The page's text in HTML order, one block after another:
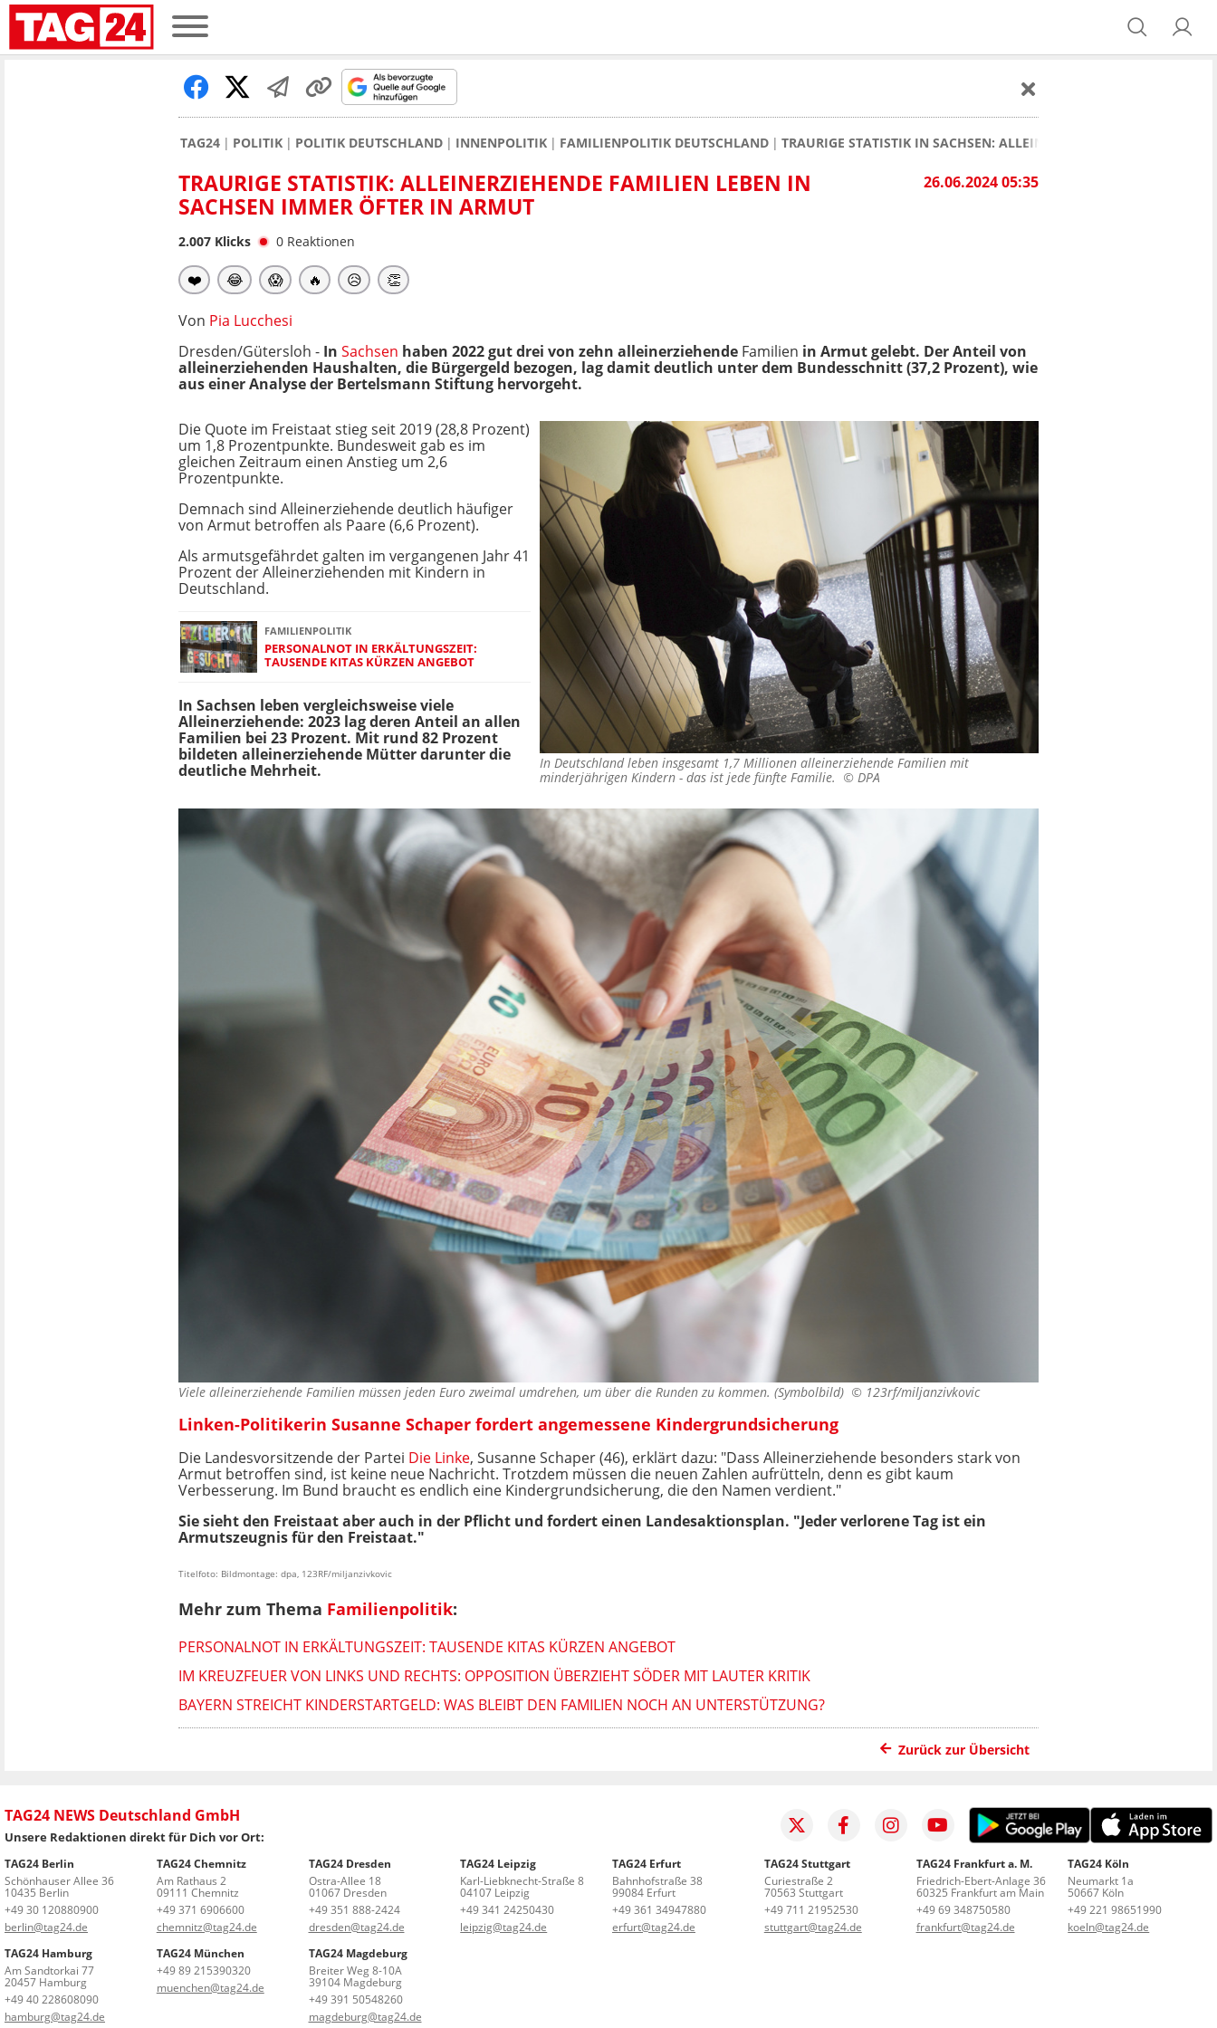
TAG24 POLITIK POLITIK DEUTSCHLAND INNENPOLITIK FAMILIENPOLITIK DEUTSCHLAND TRAURIGE STATISTIK IN SACHSEN: ALLEINERZIEHENDE FAMILIEN
26.06.2024 05:35
TRAURIGE STATISTIK: ALLEINERZIEHENDE FAMILIEN LEBEN IN
SACHSEN IMMER ÖFTER IN ARMUT
2.007 Klicks 0 Reaktionen
❤️ 😂 😱 🔥 😥 👏
Von Pia Lucchesi
Dresden/Gütersloh - In Sachsen haben 2022 gut drei von zehn alleinerziehende Familien in Armut gelebt. Der Anteil von
alleinerziehenden Haushalten, die Bürgergeld bezogen, lag damit deutlich unter dem Bundesschnitt (37,2 Prozent), wie
aus einer Analyse der Bertelsmann Stiftung hervorgeht.
In Deutschland leben insgesamt 1,7 Millionen alleinerziehende Familien mit
minderjährigen Kindern - das ist jede fünfte Familie. © DPA
Die Quote im Freistaat stieg seit 2019 (28,8 Prozent)
um 1,8 Prozentpunkte. Bundesweit gab es im
gleichen Zeitraum einen Anstieg um 2,6
Prozentpunkte.
Demnach sind Alleinerziehende deutlich häufiger
von Armut betroffen als Paare (6,6 Prozent).
Als armutsgefährdet galten im vergangenen Jahr 41
Prozent der Alleinerziehenden mit Kindern in
Deutschland.
FAMILIENPOLITIK
PERSONALNOT IN ERKÄLTUNGSZEIT:
TAUSENDE KITAS KÜRZEN ANGEBOT
In Sachsen leben vergleichsweise viele
Alleinerziehende: 2023 lag deren Anteil an allen
Familien bei 23 Prozent. Mit rund 82 Prozent
bildeten alleinerziehende Mütter darunter die
deutliche Mehrheit.
Viele alleinerziehende Familien müssen jeden Euro zweimal umdrehen, um über die Runden zu kommen. (Symbolbild) © 123rf/miljanzivkovic
Linken-Politikerin Susanne Schaper fordert angemessene Kindergrundsicherung
Die Landesvorsitzende der Partei Die Linke, Susanne Schaper (46), erklärt dazu: "Dass Alleinerziehende besonders stark von
Armut betroffen sind, ist keine neue Nachricht. Trotzdem müssen die neuen Zahlen aufrütteln, denn es gibt kaum
Verbesserung. Im Bund braucht es endlich eine Kindergrundsicherung, die den Namen verdient."
Sie sieht den Freistaat aber auch in der Pflicht und fordert einen Landesaktionsplan. "Jeder verlorene Tag ist ein
Armutszeugnis für den Freistaat."
Titelfoto: Bildmontage: dpa, 123RF/miljanzivkovic
Mehr zum Thema Familienpolitik:
PERSONALNOT IN ERKÄLTUNGSZEIT: TAUSENDE KITAS KÜRZEN ANGEBOT
IM KREUZFEUER VON LINKS UND RECHTS: OPPOSITION ÜBERZIEHT SÖDER MIT LAUTER KRITIK
BAYERN STREICHT KINDERSTARTGELD: WAS BLEIBT DEN FAMILIEN NOCH AN UNTERSTÜTZUNG?
Zurück zur Übersicht
TAG24 NEWS Deutschland GmbH
Unsere Redaktionen direkt für Dich vor Ort:
TAG24 Berlin
Schönhauser Allee 36
10435 Berlin
+49 30 120880900
berlin@tag24.de
TAG24 Chemnitz
Am Rathaus 2
09111 Chemnitz
+49 371 6906600
chemnitz@tag24.de
TAG24 Dresden
Ostra-Allee 18
01067 Dresden
+49 351 888-2424
dresden@tag24.de
TAG24 Leipzig
Karl-Liebknecht-Straße 8
04107 Leipzig
+49 341 24250430
leipzig@tag24.de
TAG24 Erfurt
Bahnhofstraße 38
99084 Erfurt
+49 361 34947880
erfurt@tag24.de
TAG24 Stuttgart
Curiestraße 2
70563 Stuttgart
+49 711 21952530
stuttgart@tag24.de
TAG24 Frankfurt a. M.
Friedrich-Ebert-Anlage 36
60325 Frankfurt am Main
+49 69 348750580
frankfurt@tag24.de
TAG24 Köln
Neumarkt 1a
50667 Köln
+49 221 98651990
koeln@tag24.de
TAG24 Hamburg
Am Sandtorkai 77
20457 Hamburg
+49 40 228608090
hamburg@tag24.de
TAG24 München
+49 89 215390320
muenchen@tag24.de
TAG24 Magdeburg
Breiter Weg 8-10A
39104 Magdeburg
+49 391 50548260
magdeburg@tag24.de